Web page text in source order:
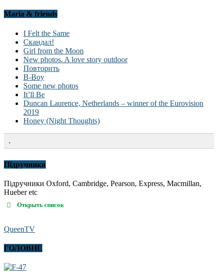
Maria & friends
I Felt the Same
Скандал!
Girl from the Moon
New photos. A love story outdoor
Повторить
B-Boy
Some new photos
It’ll Be
Duncan Laurence, Netherlands – winner of the Eurovision
2019
Honey (Night Thoughts)
.
Підручники
Підручники Oxford, Cambridge, Pearson, Express, Macmillan,
Hueber etc
Открыть список
QueenTV
ГОЛОВНЕ